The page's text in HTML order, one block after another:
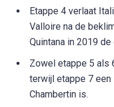
Etappe 4 verlaat
Valloire na de
Quintana in 2019
Zowel etappe 5 als
terwijl etappe 7 een
Chambertin is.